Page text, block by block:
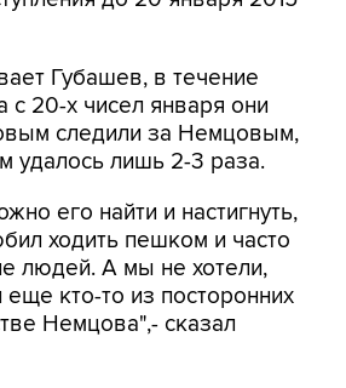
Губашев, в течение
с 20-х чисел января они
следили за Немцовым,
удалось лишь 2-3 раза.
его найти и настигнуть,
ходить пешком и часто
людей. А мы не хотели,
кто-то из посторонних
Немцова",- сказал